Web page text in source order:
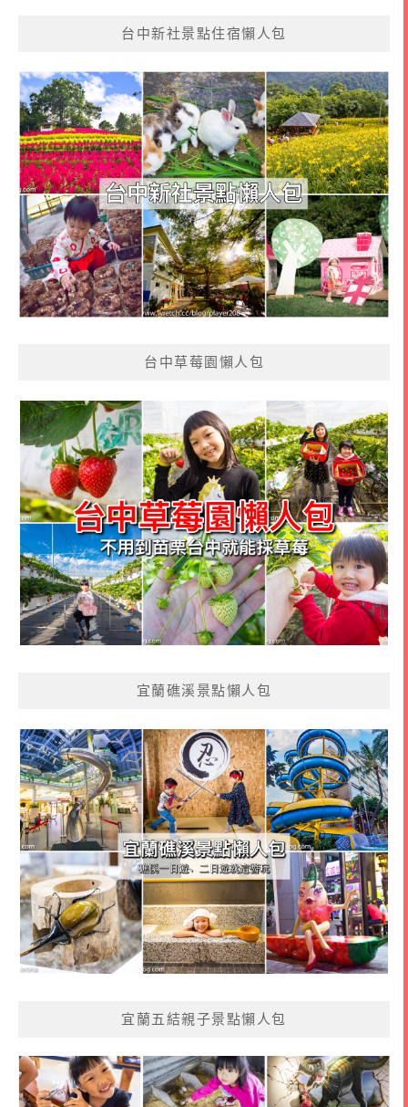
台中新社景點住宿懶人包
台中草莓園懶人包
宜蘭礁溪景點懶人包
宜蘭五結親子景點懶人包